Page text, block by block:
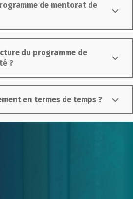
de mentorat de
du programme de
?
en termes de temps ?